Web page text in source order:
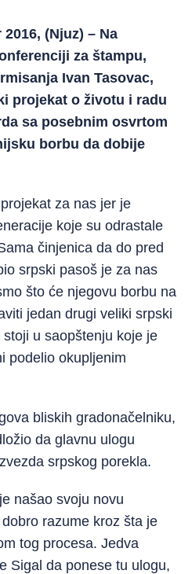
(Njuz) – Na
za štampu,
Ivan Tasovac,
projekat o životu i radu
sa posebnim osvrtom
borbu da dobije
za nas jer je
koje su odrastale
činjenica da do pred
srpski pasoš je za nas
što će njegovu borbu na
jedan drugi veliki srpski
u saopštenju koje je
podelio okupljenim
bliskih gradonačelniku,
da glavnu ulogu
srpskog porekla.
našao svoju novu
razume kroz šta je
tog procesa. Jedva
Sigal da ponese tu ulogu,